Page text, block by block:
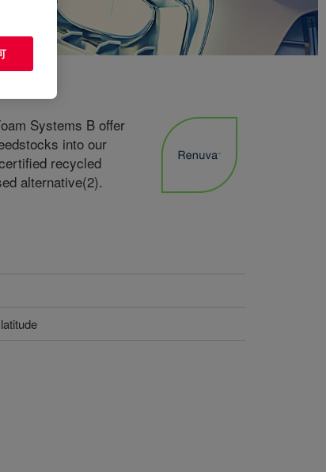
Systems B offer
into our
recycled
alternative(2).